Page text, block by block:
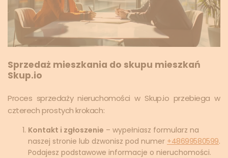
Sprzedaż mieszkania do skupu mieszkań
Skup.io
Proces sprzedaży nieruchomości w Skup.io przebiega w
czterech prostych krokach:
Kontakt i zgłoszenie – wypełniasz formularz na
naszej stronie lub dzwonisz pod numer +48699580599.
Podajesz podstawowe informacje o nieruchomości.